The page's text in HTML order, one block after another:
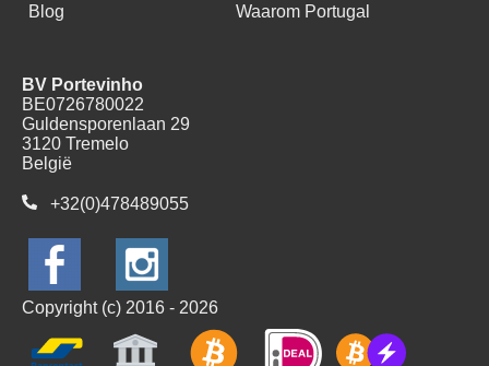
Blog Waarom Portugal
BV Portevinho
BE0726780022
Guldensporenlaan 29
3120 Tremelo
België
+32(0)478489055
Copyright (c) 2016 - 2026